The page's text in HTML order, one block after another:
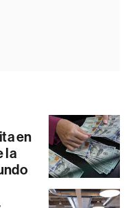
en
la